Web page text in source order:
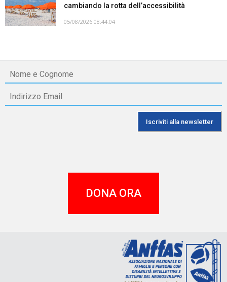
cambiando la rotta dell’accessibilità
05/08/2026 08:44:04
DONA ORA